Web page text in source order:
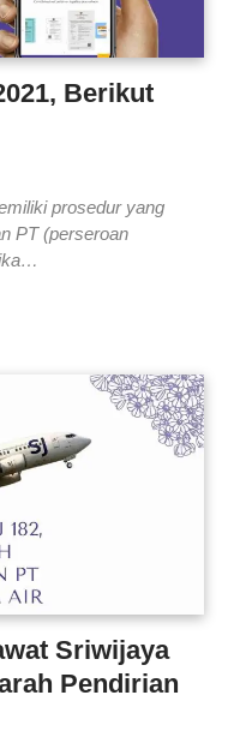
Berikut
prosedur yang
PT (perseroan
Sriwijaya
Pendirian